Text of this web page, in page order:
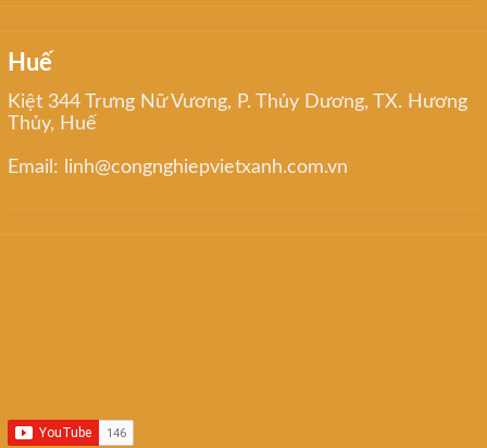
Huế
Kiệt 344 Trưng Nữ Vương, P. Thủy Dương, TX. Hương
Thủy, Huế
Email: linh@congnghiepvietxanh.com.vn